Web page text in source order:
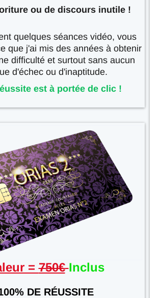
ou de discours inutile !
quelques séances vidéo, vous
que j'ai mis des années à obtenir
difficulté et surtout sans aucun
d'échec ou d'inaptitude.
est à portée de clic !
DE RÉUSSITE
=750€ Inclus